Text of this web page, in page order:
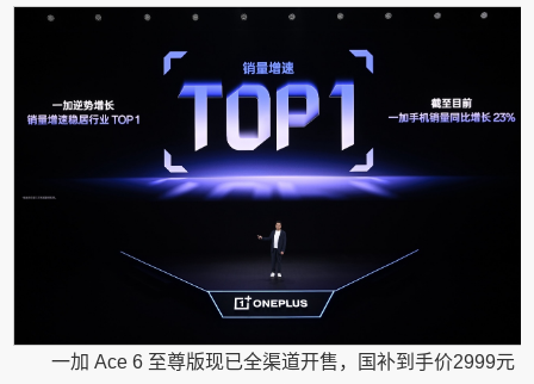
一加 Ace 6 至尊版现已全渠道开售，国补到手价2999元